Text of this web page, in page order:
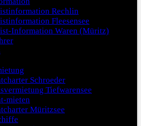
Rechlin
Fleesensee
Information Waren (Müritz)
Schroeder
Tiefwarensee
mieten
Müritzsee